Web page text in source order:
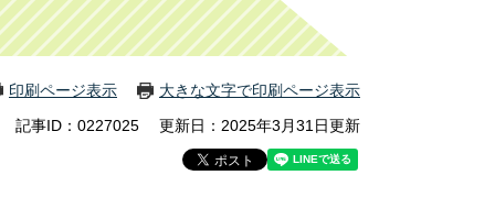
検
索
印刷ページ表示
大きな文字で印刷ページ表示
記事ID：0227025
更新日：2025年3月31日更新